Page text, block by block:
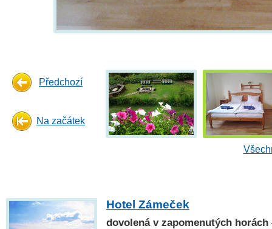
Předchozí
Na začátek
Hotel Zámeček
dovolená v zapomenutých horách